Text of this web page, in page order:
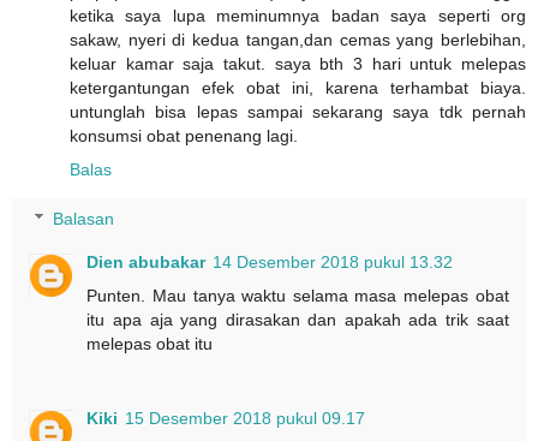
ketika saya lupa meminumnya badan saya seperti org
sakaw, nyeri di kedua tangan,dan cemas yang berlebihan,
keluar kamar saja takut. saya bth 3 hari untuk melepas
ketergantungan efek obat ini, karena terhambat biaya.
untunglah bisa lepas sampai sekarang saya tdk pernah
konsumsi obat penenang lagi.
Balas
Balasan
Dien abubakar 14 Desember 2018 pukul 13.32
Punten. Mau tanya waktu selama masa melepas obat
itu apa aja yang dirasakan dan apakah ada trik saat
melepas obat itu
Kiki 15 Desember 2018 pukul 09.17